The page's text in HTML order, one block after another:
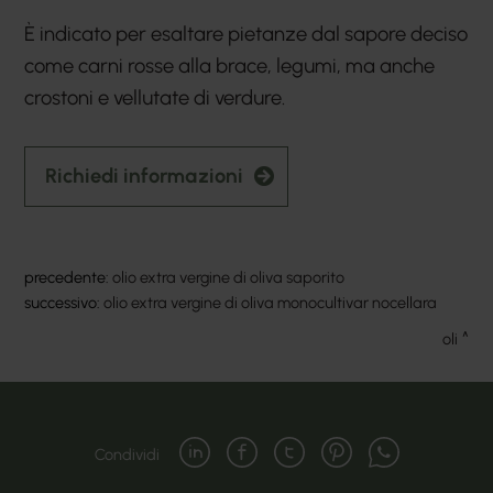
È indicato per esaltare pietanze dal sapore deciso
come carni rosse alla brace, legumi, ma anche
crostoni e vellutate di verdure.
Richiedi informazioni
precedente:olio extra vergine di oliva saporito
successivo:olio extra vergine di oliva monocultivar nocellara
oli
Condividi